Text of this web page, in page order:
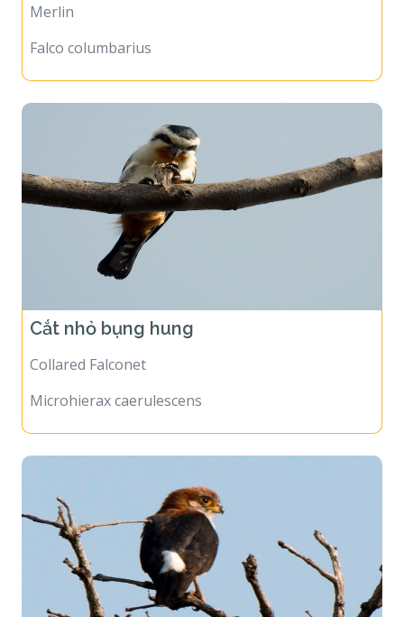
Merlin
Falco columbarius
Cắt nhỏ bụng hung
Collared Falconet
Microhierax caerulescens